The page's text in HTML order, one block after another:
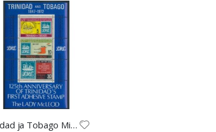
järjestykseen
Trinidad ja Tobago Mi BL3 **